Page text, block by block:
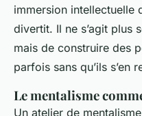
immersion intellectuelle
divertit. Il ne s’agit plus
mais de construire des
parfois sans qu’ils s’en
Le mentalisme
Un atelier de